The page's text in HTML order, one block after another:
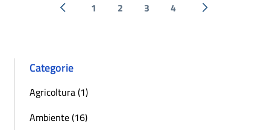
« Precedente
1 2 3 4 Successiva »
Categorie
Agricoltura (1)
Ambiente (16)